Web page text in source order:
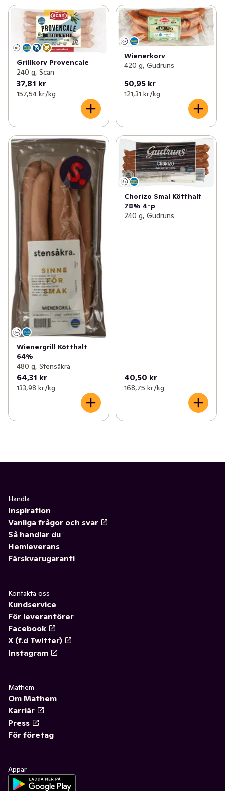
Grillkorv Provencale
240 g, Scan
37,81 kr
157,54 kr /kg
Wienerkorv
420 g, Gudruns
50,95 kr
121,31 kr /kg
Wienergrill Kötthalt
64%
480 g, Stensåkra
64,31 kr
133,98 kr /kg
Chorizo Smal Kötthalt
78% 4-p
240 g, Gudruns
40,50 kr
168,75 kr /kg
Handla
Inspiration
Vanliga frågor och svar
Så handlar du
Hemleverans
Färskvarugaranti
Kontakta oss
Kundservice
För leverantörer
Facebook
X (f.d Twitter)
Instagram
Mathem
Om Mathem
Karriär
Press
För företag
Appar